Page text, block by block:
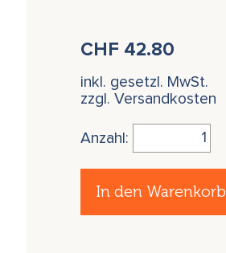
CHF 42.80
inkl. gesetzl. MwSt.
zzgl. Versandkosten
Anzahl:
In den Warenkorb